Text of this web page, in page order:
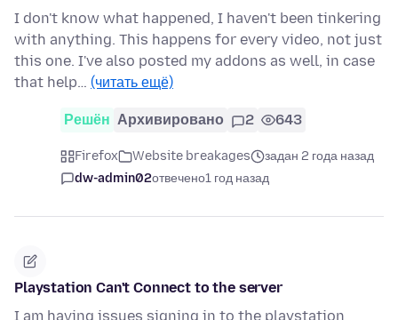
I don't know what happened, I haven't been tinkering
with anything. This happens for every video, not just
this one. I've also posted my addons as well, in case
that help… (читать ещё)
Решён Архивировано 2 643
Firefox Website breakages
задан 2 года назад
dw-admin02отвечено1 год назад
Playstation Can't Connect to the server
I am having issues signing in to the playstation